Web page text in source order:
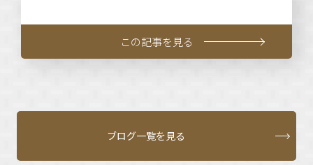
この記事を見る
ブログ一覧を見る